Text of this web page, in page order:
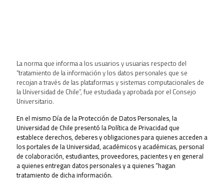
La norma que informa a los usuarios y usuarias respecto del
“tratamiento de la información y los datos personales que se
recojan a través de las plataformas y sistemas computacionales de
la Universidad de Chile”, fue estudiada y aprobada por el Consejo
Universitario.
En el mismo Día de la Protección de Datos Personales, la
Universidad de Chile presentó la Política de Privacidad que
establece derechos, deberes y obligaciones para quienes acceden a
los portales de la Universidad, académicos y académicas, personal
de colaboración, estudiantes, proveedores, pacientes y en general
a quienes entregan datos personales y a quienes “hagan
tratamiento de dicha información.